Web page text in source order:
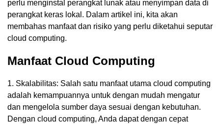
perlu menginstal perangkat lunak atau menyimpan data di
perangkat keras lokal. Dalam artikel ini, kita akan
membahas manfaat dan risiko yang perlu diketahui seputar
cloud computing.
Manfaat Cloud Computing
1. Skalabilitas: Salah satu manfaat utama cloud computing
adalah kemampuannya untuk dengan mudah mengatur
dan mengelola sumber daya sesuai dengan kebutuhan.
Dengan cloud computing, Anda dapat dengan cepat